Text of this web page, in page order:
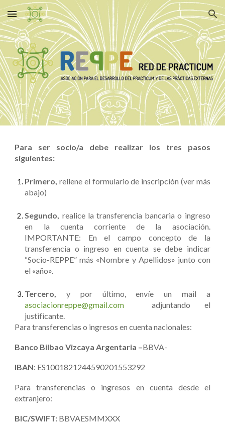
Skip to main content Skip to navigation
Para ser socio/a debe realizar los tres pasos
siguientes:
Primero,rellene el formulario de inscripción (ver más
abajo)
Segundo, realice la transferencia bancaria o ingreso
en la cuenta corriente de la asociación.
IMPORTANTE: En el campo concepto de la
transferencia o ingreso en cuenta se debe indicar
“Socio-REPPE” más «Nombre y Apellidos» junto con
el «año».
Tercero,y por último, envíe un mail a
asociacionreppe@gmail.com adjuntando el
justificante.
Para transferencias o ingresos en cuenta nacionales:
Banco Bilbao Vizcaya Argentaria –BBVA-
IBAN: ES1001821244590201553292
Para transferencias o ingresos en cuenta desde el
extranjero:
BIC/SWIFT: BBVAESMMXXX